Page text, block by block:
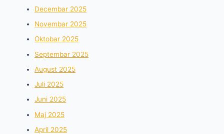
Decembar 2025
Novembar 2025
Oktobar 2025
Septembar 2025
August 2025
Juli 2025
Juni 2025
Maj 2025
April 2025